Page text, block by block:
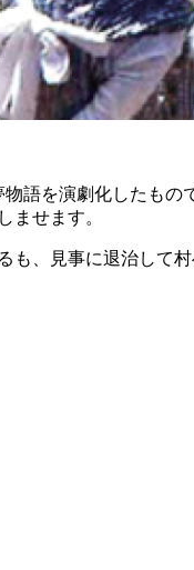
語を演劇化したも
ませます。
、見事に退治して村